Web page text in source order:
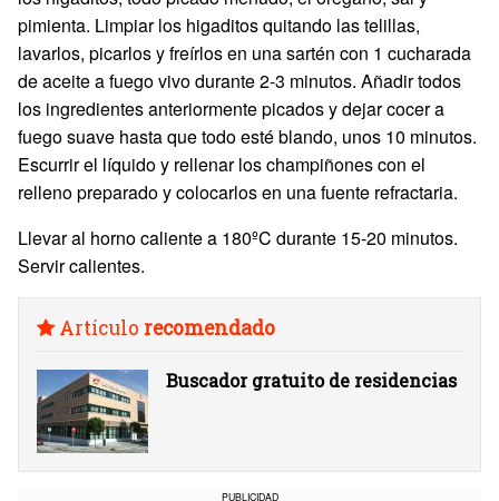
pimienta. Limpiar los higaditos quitando las telillas,
lavarlos, picarlos y freírlos en una sartén con 1 cucharada
de aceite a fuego vivo durante 2-3 minutos. Añadir todos
los ingredientes anteriormente picados y dejar cocer a
fuego suave hasta que todo esté blando, unos 10 minutos.
Escurrir el líquido y rellenar los champiñones con el
relleno preparado y colocarlos en una fuente refractaria.
Llevar al horno caliente a 180ºC durante 15-20 minutos.
Servir calientes.
Artículo recomendado
Buscador gratuito de residencias
PUBLICIDAD